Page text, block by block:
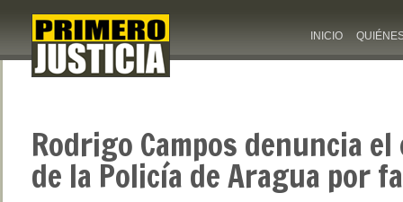
INICIO
Rodrigo Campos denuncia
de la Policía de Aragua por